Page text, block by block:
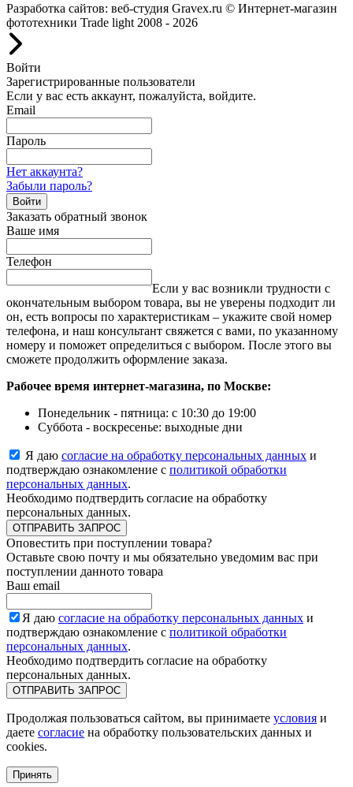
Разработка сайтов: веб-студия Gravex.ru © Интернет-магазин
фототехники Trade light 2008 - 2026
Войти
Зарегистрированные пользователи
Если у вас есть аккаунт, пожалуйста, войдите.
Email
Пароль
Нет аккаунта?
Забыли пароль?
Войти
Заказать обратный звонок
Ваше имя
Телефон
Если у вас возникли трудности с
окончательным выбором товара, вы не уверены подходит ли
он, есть вопросы по характеристикам – укажите свой номер
телефона, и наш консультант свяжется с вами, по указанному
номеру и поможет определиться с выбором. После этого вы
сможете продолжить оформление заказа.
Рабочее время интернет-магазина, по Москве:
Понедельник - пятница: с 10:30 до 19:00
Суббота - воскресенье: выходные дни
Я даю согласие на обработку персональных данных и
подтверждаю ознакомление с политикой обработки
персональных данных.
Необходимо подтвердить согласие на обработку
персональных данных.
ОТПРАВИТЬ ЗАПРОС
Оповестить при поступлении товара?
Оставьте свою почту и мы обязательно уведомим вас при
поступлении данното товара
Ваш email
Я даю согласие на обработку персональных данных и
подтверждаю ознакомление с политикой обработки
персональных данных.
Необходимо подтвердить согласие на обработку
персональных данных.
ОТПРАВИТЬ ЗАПРОС
Продолжая пользоваться сайтом, вы принимаете условия и
даете согласие на обработку пользовательских данных и
cookies.
Принять